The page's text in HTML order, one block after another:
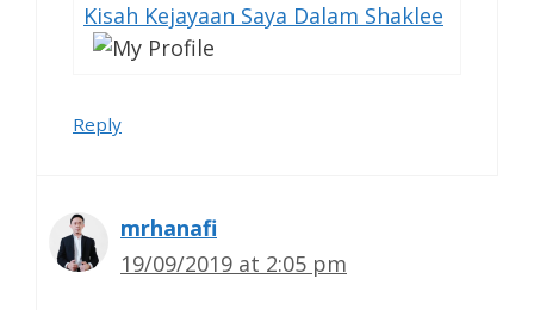
Kisah Kejayaan Saya Dalam Shaklee
Reply
mrhanafi
19/09/2019 at 2:05 pm